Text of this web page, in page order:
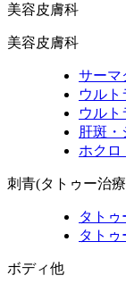
美容皮膚科
美容皮膚科
サーマ
ウルト
ウルト
肝斑・
ホクロ
刺青(タトゥー治
タトゥ
タトゥ
ボディ他